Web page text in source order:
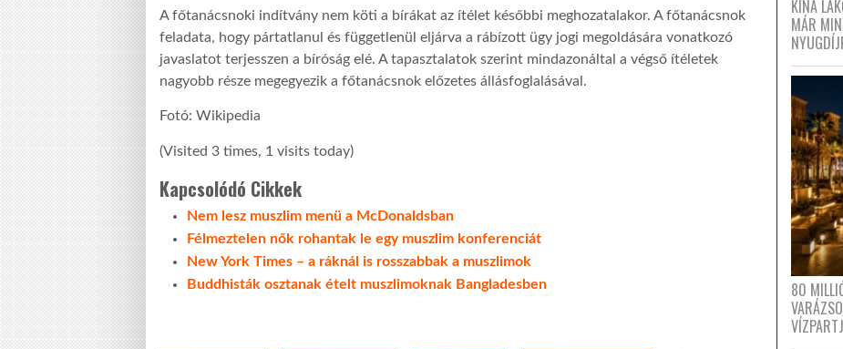
A főtanácsnoki indítvány nem köti a bírákat az ítélet későbbi meghozatalakor. A főtanácsnok
feladata, hogy pártatlanul és függetlenül eljárva a rábízott ügy jogi megoldására vonatkozó
javaslatot terjesszen a bíróság elé. A tapasztalatok szerint mindazonáltal a végső ítéletek
nagyobb része megegyezik a főtanácsnok előzetes állásfoglalásával.
Fotó: Wikipedia
(Visited 3 times, 1 visits today)
Kapcsolódó Cikkek
Nem lesz muszlim menü a McDonaldsban
Félmeztelen nők rohantak le egy muszlim konferenciát
New York Times – a ráknál is rosszabbak a muszlimok
Buddhisták osztanak ételt muszlimoknak Bangladesben
KÍNA
MÁR
80